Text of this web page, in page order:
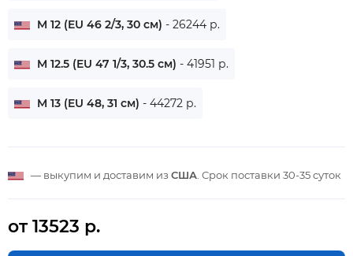
M 12 (EU 46 2/3, 30 см) - 26244 р.
M 12.5 (EU 47 1/3, 30.5 см) - 41951 р.
M 13 (EU 48, 31 см) - 44272 р.
— выкупим и доставим из США . Срок поставки 30-35 суток
от 13523 р.